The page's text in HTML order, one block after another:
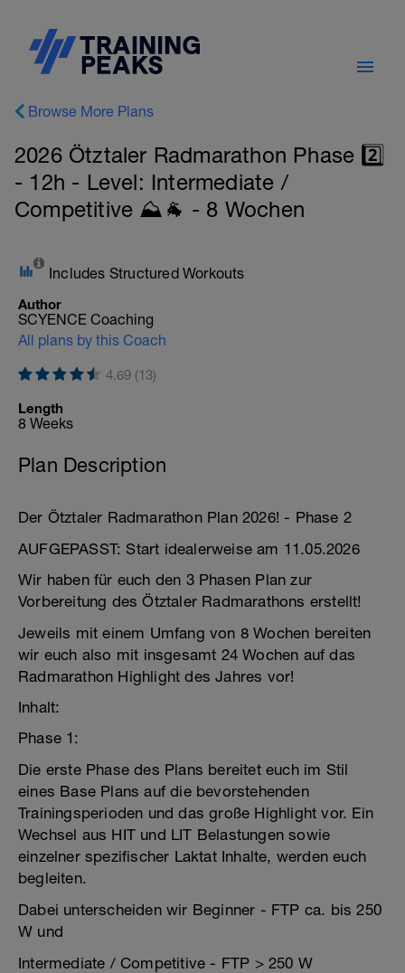
Browse More Plans
2026 Ötztaler Radmarathon Phase 2️⃣
- 12h - Level: Intermediate /
Competitive ⛰️🐐 - 8 Wochen
Includes Structured Workouts
Author
SCYENCE Coaching
All plans by this Coach
4.69 (13)
Length
8 Weeks
Plan Description
Der Ötztaler Radmarathon Plan 2026! - Phase 2
AUFGEPASST: Start idealerweise am 11.05.2026
Wir haben für euch den 3 Phasen Plan zur
Vorbereitung des Ötztaler Radmarathons erstellt!
Jeweils mit einem Umfang von 8 Wochen bereiten
wir euch also mit insgesamt 24 Wochen auf das
Radmarathon Highlight des Jahres vor!
Inhalt:
Phase 1:
Die erste Phase des Plans bereitet euch im Stil
eines Base Plans auf die bevorstehenden
Trainingsperioden und das große Highlight vor. Ein
Wechsel aus HIT und LIT Belastungen sowie
einzelner spezifischer Laktat Inhalte, werden euch
begleiten.
Dabei unterscheiden wir Beginner - FTP ca. bis 250
W und
Intermediate / Competitive - FTP > 250 W